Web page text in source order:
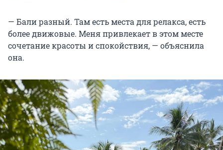
— Бали разный. Там есть места для релакса, есть
более движовые. Меня привлекает в этом месте
сочетание красоты и спокойствия, — объяснила
она.